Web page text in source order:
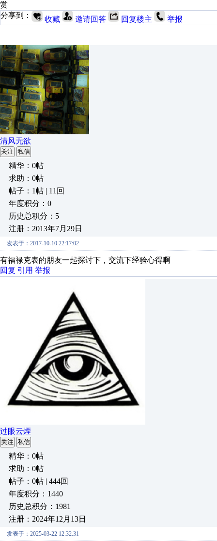
赏
分享到：
收藏 邀请回答 回复楼主 举报
清风无欲
关注 私信
精华：0帖
求助：0帖
帖子：1帖 | 11回
年度积分：0
历史总积分：5
注册：2013年7月29日
发表于：2017-10-10 22:17:02
有福禄克表的朋友一起探讨下，交流下经验心得啊
回复 引用 举报
过眼云煙
关注 私信
精华：0帖
求助：0帖
帖子：0帖 | 444回
年度积分：1440
历史总积分：1981
注册：2024年12月13日
发表于：2025-03-22 12:32:31